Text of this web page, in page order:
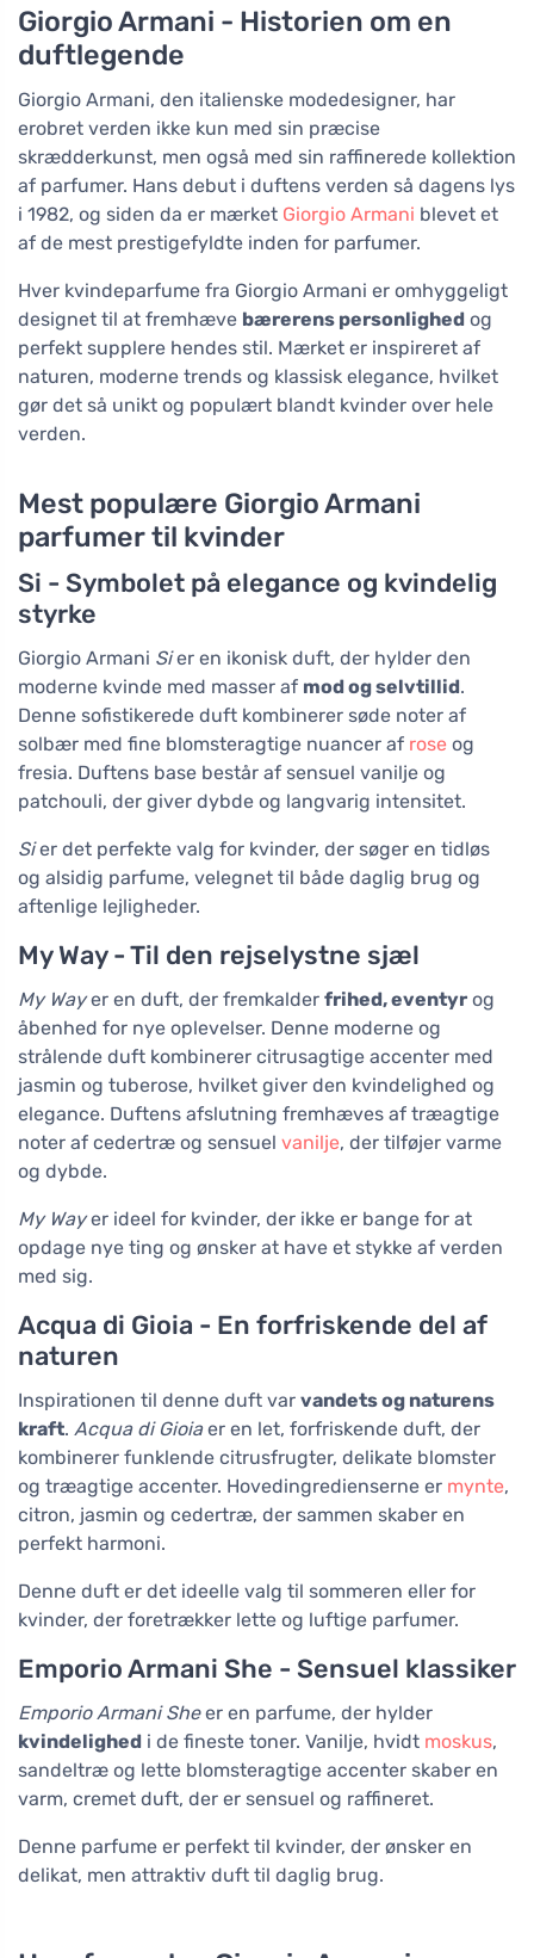
Giorgio Armani - Historien om en
duftlegende
Giorgio Armani, den italienske modedesigner, har
erobret verden ikke kun med sin præcise
skrædderkunst, men også med sin raffinerede kollektion
af parfumer. Hans debut i duftens verden så dagens lys
i 1982, og siden da er mærket Giorgio Armani blevet et
af de mest prestigefyldte inden for parfumer.
Hver kvindeparfume fra Giorgio Armani er omhyggeligt
designet til at fremhæve bærerens personlighed og
perfekt supplere hendes stil. Mærket er inspireret af
naturen, moderne trends og klassisk elegance, hvilket
gør det så unikt og populært blandt kvinder over hele
verden.
Mest populære Giorgio Armani
parfumer til kvinder
Si - Symbolet på elegance og kvindelig
styrke
Giorgio Armani Sier en ikonisk duft, der hylder den
moderne kvinde med masser af mod og selvtillid.
Denne sofistikerede duft kombinerer søde noter af
solbær med fine blomsteragtige nuancer af rose og
fresia. Duftens base består af sensuel vanilje og
patchouli, der giver dybde og langvarig intensitet.
Sier det perfekte valg for kvinder, der søger en tidløs
og alsidig parfume, velegnet til både daglig brug og
aftenlige lejligheder.
My Way - Til den rejselystne sjæl
My Wayer en duft, der fremkalder frihed, eventyr og
åbenhed for nye oplevelser. Denne moderne og
strålende duft kombinerer citrusagtige accenter med
jasmin og tuberose, hvilket giver den kvindelighed og
elegance. Duftens afslutning fremhæves af træagtige
noter af cedertræ og sensuel vanilje, der tilføjer varme
og dybde.
My Wayer ideel for kvinder, der ikke er bange for at
opdage nye ting og ønsker at have et stykke af verden
med sig.
Acqua di Gioia - En forfriskende del af
naturen
Inspirationen til denne duft var vandets og naturens
kraft. Acqua di Gioiaer en let, forfriskende duft, der
kombinerer funklende citrusfrugter, delikate blomster
og træagtige accenter. Hovedingredienserne er mynte,
citron, jasmin og cedertræ, der sammen skaber en
perfekt harmoni.
Denne duft er det ideelle valg til sommeren eller for
kvinder, der foretrækker lette og luftige parfumer.
Emporio Armani She - Sensuel klassiker
Emporio Armani Sheer en parfume, der hylder
kvindelighed i de fineste toner. Vanilje, hvidt moskus,
sandeltræ og lette blomsteragtige accenter skaber en
varm, cremet duft, der er sensuel og raffineret.
Denne parfume er perfekt til kvinder, der ønsker en
delikat, men attraktiv duft til daglig brug.